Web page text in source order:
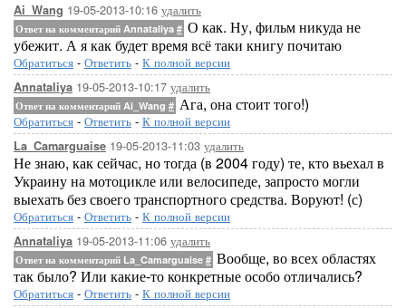
Ai_Wang 19-05-2013-10:16 удалить
Ответ на комментарий Annataliya # О как. Ну, фильм никуда не
убежит. А я как будет время всё таки книгу почитаю
Обратиться - Ответить - К полной версии
Annataliya 19-05-2013-10:17 удалить
Ответ на комментарий Ai_Wang # Ага, она стоит того!)
Обратиться - Ответить - К полной версии
La_Camarguaise 19-05-2013-11:03 удалить
Не знаю, как сейчас, но тогда (в 2004 году) те, кто вьехал в
Украину на мотоцикле или велосипеде, запросто могли
выехать без своего транспортного средства. Воруют! (с)
Обратиться - Ответить - К полной версии
Annataliya 19-05-2013-11:06 удалить
Ответ на комментарий La_Camarguaise # Вообще, во всех областях
так было? Или какие-то конкретные особо отличались?
Обратиться - Ответить - К полной версии